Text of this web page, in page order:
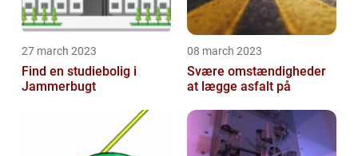
27 march 2023
Find en studiebolig i
Jammerbugt
08 march 2023
Svære omstændigheder
at lægge asfalt på